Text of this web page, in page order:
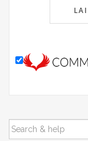
SEARCH
FOR: